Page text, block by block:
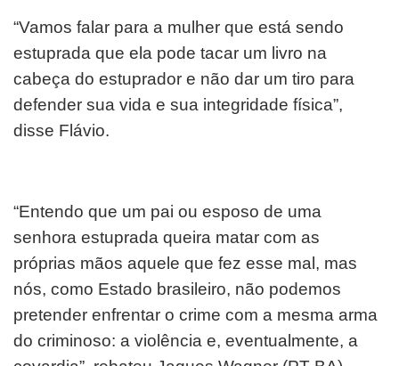
“Vamos falar para a mulher que está sendo
estuprada que ela pode tacar um livro na
cabeça do estuprador e não dar um tiro para
defender sua vida e sua integridade física”,
disse Flávio.
“Entendo que um pai ou esposo de uma
senhora estuprada queira matar com as
próprias mãos aquele que fez esse mal, mas
nós, como Estado brasileiro, não podemos
pretender enfrentar o crime com a mesma arma
do criminoso: a violência e, eventualmente, a